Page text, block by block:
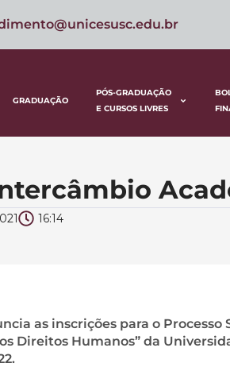
GRADUAÇÃO
PÓS-GRADUAÇÃO
E CURSOS LIVRES
16:14
as inscrições para o
Direitos Humanos” da